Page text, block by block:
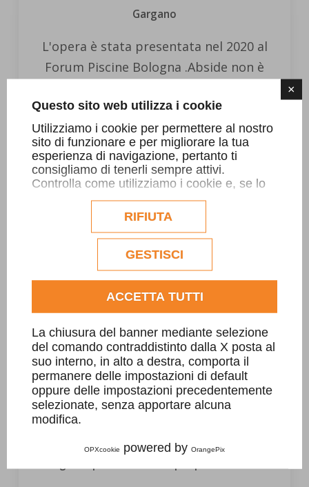
×
Questo sito web utilizza i cookie
Utilizziamo i cookie per permettere al nostro
sito di funzionare e per migliorare la tua
esperienza di navigazione, pertanto ti
consigliamo di tenerli sempre attivi.
Controlla come utilizziamo i cookie e, se lo
desideri, personalizzane la configurazione.
Eventuali cookie di profilazione o
commerciali verranno utilizzati
esclusivamente previa acquisizione del
consenso dell'utente.
Consulta l'informativa cookie completa.
RIFIUTA
GESTISCI
ACCETTA TUTTI
La chiusura del banner mediante selezione
del comando contraddistinto dalla X posta al
suo interno, in alto a destra, comporta il
permanere delle impostazioni di default
oppure delle impostazioni precedentemente
selezionate, senza apportare alcuna
modifica.
OPXcookie powered by OrangePix
Gargano
L'opera è stata presentata nel 2020 al
Forum Piscine Bologna .Abside non è
spazio mistico;l'acqua fa il suo
percorso...
SCOPRI DI PIÙ